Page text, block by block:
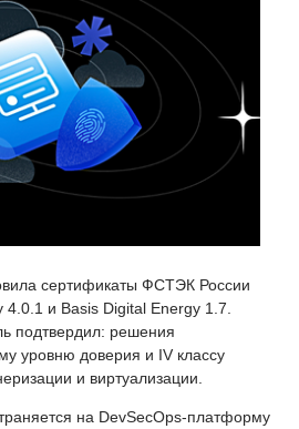
сертификаты ФСТЭК России
и Basis Digital Energy 1.7.
подтвердил: решения
уровню доверия и IV классу
и виртуализации.
на DevSecOps-платформу